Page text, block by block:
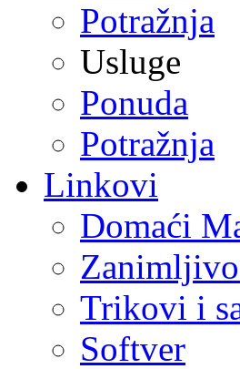
Potražnja
Usluge
Ponuda
Potražnja
Linkovi
Domaći
Trikovi i
Softver